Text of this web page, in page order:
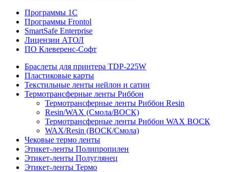
Программы 1C
Программы Frontol
SmartSafe Enterprise
Лицензии АТОЛ
ПО Клеверенс-Софт
Браслеты для принтера TDP-225W
Пластиковые карты
Текстильные ленты нейлон и сатин
Термотрансферные ленты Риббон
Термотрансферные ленты Риббон Resin
Resin/WAX (Смола/ВОСК)
Термотрансферные ленты Риббон WAX ВОСК
WAX/Resin (ВОСК/Смола)
Чековые термо ленты
Этикет-ленты Полипропилен
Этикет-ленты Полуглянец
Этикет-ленты Термо